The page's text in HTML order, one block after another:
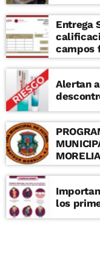
Entrega
campos
Alertan
los